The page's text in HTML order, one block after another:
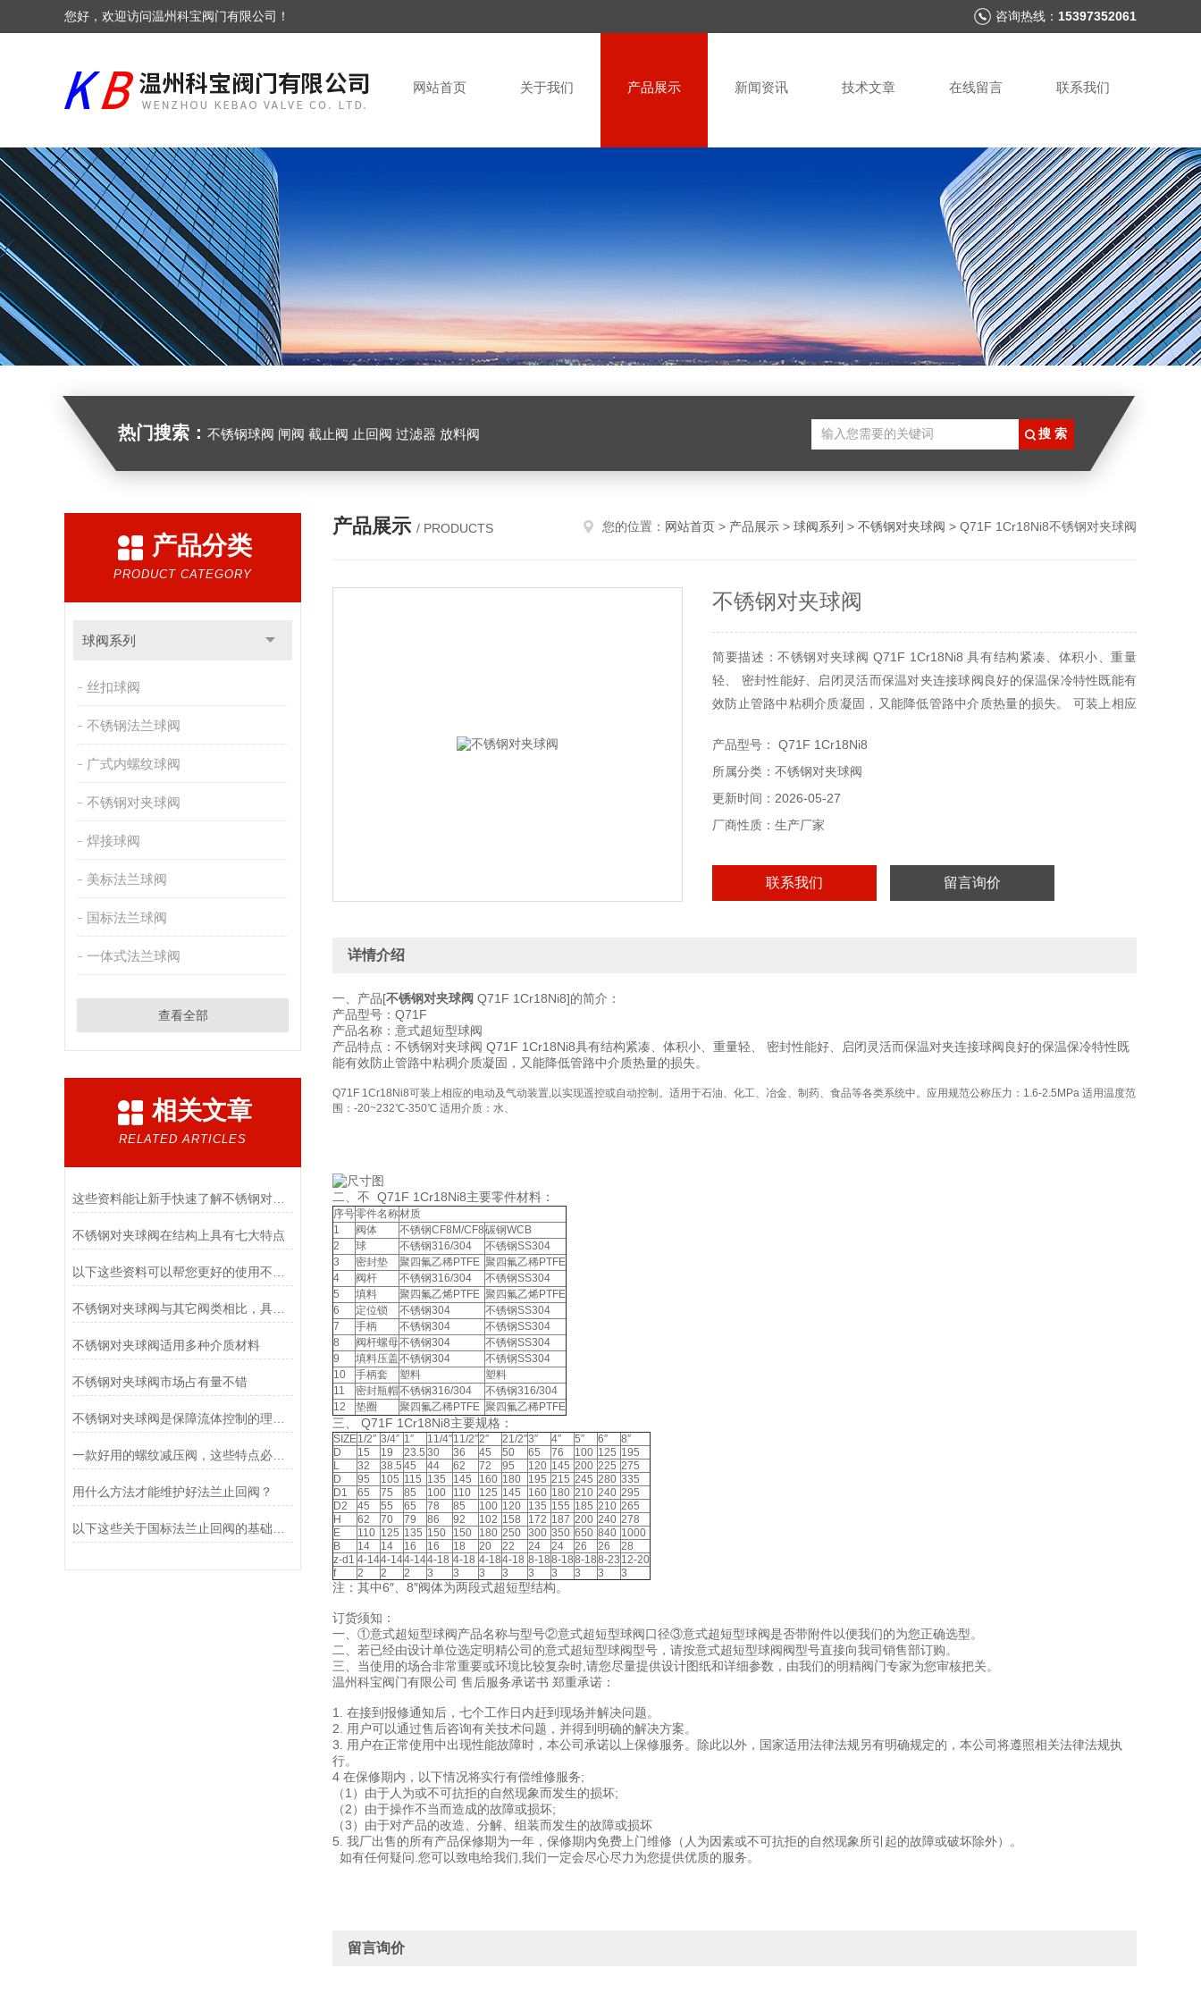
您好，欢迎访问温州科宝阀门有限公司！ 咨询热线： 15397352061
网站首页 关于我们 产品展示 新闻资讯 技术文章 在线留言 联系我们
热门搜索： 不锈钢球阀 闸阀 截止阀 止回阀 过滤器 放料阀
产品分类
PRODUCT CATEGORY
球阀系列
丝扣球阀
不锈钢法兰球阀
广式内螺纹球阀
不锈钢对夹球阀
焊接球阀
美标法兰球阀
国标法兰球阀
一体式法兰球阀
查看全部
相关文章
RELATED ARTICLES
这些资料能让新手快速了解不锈钢对夹球阀
不锈钢对夹球阀在结构上具有七大特点
不锈钢对夹球阀与其它阀类相比，具有哪些优点？
不锈钢对夹球阀适用多种介质材料
不锈钢对夹球阀市场占有量不错
一款好用的螺纹减压阀，这些特点必须具备
用什么方法才能维护好法兰止回阀？
产品展示 / PRODUCTS 您的位置： 网站首页 > 产品展示 > 球阀系列 > 不锈钢对夹球阀 > Q71F 1Cr18Ni8不锈钢对夹球阀
不锈钢对夹球阀
简要描述：不锈钢对夹球阀 Q71F 1Cr18Ni8 具有结构紧凑、体积小、重量
轻、 密封性能好、启闭灵活而保温对夹连接球阀良好的保温保冷特性既能有
效防止管路中粘稠介质凝固，又能降低管路中介质热量的损失。 可装上相应
药、食品等各类系统中。应用规范公称压力：1.6-2.5MPa 适用温度范
围：-20~232℃-350℃ 适用介质
产品型号： Q71F 1Cr18Ni8
所属分类：不锈钢对夹球阀
更新时间：2026-05-27
厂商性质：生产厂家
联系我们 留言询价
详情介绍
一、产品[不锈钢对夹球阀 Q71F 1Cr18Ni8]的简介：
产品型号：Q71F
产品名称：意式超短型球阀
产品特点：不锈钢对夹球阀 Q71F 1Cr18Ni8具有结构紧凑、体积小、重量轻、 密封性能好、启闭灵活而保温对夹连接球阀良好的保温保冷特性既
能有效防止管路中粘稠介质凝固，又能降低管路中介质热量的损失。
Q71F 1Cr18Ni8可装上相应的电动及气动装置,以实现遥控或自动控制。适用于石油、化工、冶金、制药、食品等各类系统中。应用规范公称压力：1.6-2.5MPa 适用温度范
围：-20~232℃-350℃ 适用介质：水、
二、不 Q71F 1Cr18Ni8主要零件材料：
序号零件名称材质
1
阀体 不锈钢CF8M/CF8碳钢WCB
2
球 不锈钢316/304
不锈钢SS304
3
密封垫 聚四氟乙稀PTFE 聚四氟乙稀PTFE
4
阀杆 不锈钢316/304
不锈钢SS304
5
填料 聚四氟乙烯PTFE 聚四氟乙烯PTFE
6
定位锁 不锈钢304
不锈钢SS304
7
手柄 不锈钢304
不锈钢SS304
8
阀杆螺母不锈钢304
不锈钢SS304
9
填料压盖不锈钢304
不锈钢SS304
10
手柄套 塑料
塑料
11
密封瓶帽不锈钢316/304
不锈钢316/304
12
垫圈 聚四氟乙稀PTFE 聚四氟乙稀PTFE
三、 Q71F 1Cr18Ni8主要规格：
SIZE1/2″ 3/4″ 1″ 11/4″11/2″2″ 21/2″3″ 4″ 5″ 6″
8″
D
15 19 23.5 30 36 45 50 65 76 100 125 195
L
32 38.5 45 44 62 72 95 120 145 200 225 275
D
95 105 115 135 145 160 180 195 215 245 280 335
D1
65 75 85 100 110 125 145 160 180 210 240 295
D2
45 55 65 78 85 100 120 135 155 185 210 265
H
62 70 79 86 92 102 158 172 187 200 240 278
E
110 125 135 150 150 180 250 300 350 650 840 1000
B
14 14 16 16 18 20 22 24 24 26 26
28
z-d1 4-144-144-144-18 4-18 4-184-18 8-188-188-188-23 12-20
f
2 2 2 3 3 3 3 3 3 3 3 3
注：其中6″、8″阀体为两段式超短型结构。
订货须知：
一、①意式超短型球阀产品名称与型号②意式超短型球阀口径③意式超短型球阀是否带附件以便我们的为您正确选型。
二、若已经由设计单位选定明精公司的意式超短型球阀型号，请按意式超短型球阀阀型号直接向我司销售部订购。
三、当使用的场合非常重要或环境比较复杂时,请您尽量提供设计图纸和详细参数，由我们的明精阀门专家为您审核把关。
温州科宝阀门有限公司 售后服务承诺书 郑重承诺：
1. 在接到报修通知后，七个工作日内赶到现场并解决问题。
2. 用户可以通过售后咨询有关技术问题，并得到明确的解决方案。
3. 用户在正常使用中出现性能故障时，本公司承诺以上保修服务。除此以外，国家适用法律法规另有明确规定的，本公司将遵照相关法律法规执
行。
4 在保修期内，以下情况将实行有偿维修服务;
（1）由于人为或不可抗拒的自然现象而发生的损坏;
（2）由于操作不当而造成的故障或损坏;
（3）由于对产品的改造、分解、组装而发生的故障或损坏
5. 我厂出售的所有产品保修期为一年，保修期内免费上门维修（人为因素或不可抗拒的自然现象所引起的故障或破坏除外）。
如有任何疑问.您可以致电给我们,我们一定会尽心尽力为您提供优质的服务。
留言询价